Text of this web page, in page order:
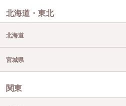
北海道・東北
北海道
宮城県
関東